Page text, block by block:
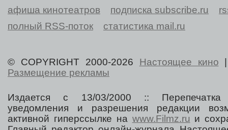
афиша кинотеатров
подписка subscribe.ru
полный RSS-поток
статистика mail.ru
© COPYRIGHT 2000-2026 Настоящее кино
Размещение рекламы
Издается с 13/03/2000 :: Перепечатка
уведомления и разрешения редакции
активной гиперссылке на www.Filmz.ru и